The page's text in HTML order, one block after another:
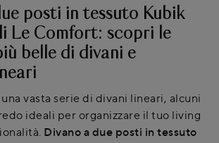
posti in tessuto Kubik
Le Comfort: scopri le
belle di divani e
vasta serie di divani lineari, alcuni
ideali per organizzare il tuo living
Divano a due posti in tessuto